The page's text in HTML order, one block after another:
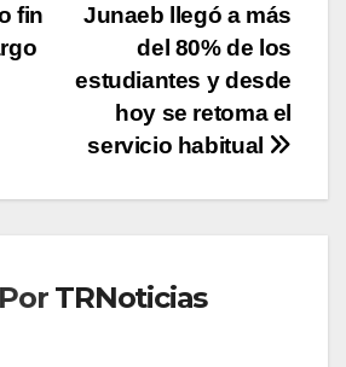
Junaeb llegó a más
del 80% de los
estudiantes y desde
hoy se retoma el
servicio habitual
fin
Por TRNoticias